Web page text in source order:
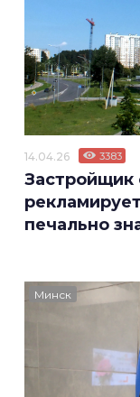
14.04.26 3383
Застройщик
печально
Минск